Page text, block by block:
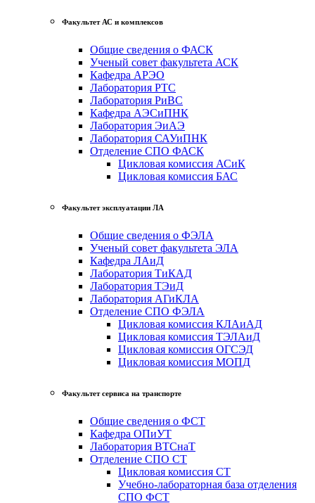
Факультет АС и комплексов
Общие сведения о ФАСК
Ученый совет факультета АСК
Кафедра АРЭО
Лаборатория РТС
Лаборатория РиВС
Кафедра АЭСиПНК
Лаборатория ЭиАЭ
Лаборатория САУиПНК
Отделение СПО ФАСК
Цикловая комиссия АСиК
Цикловая комиссия БАС
Факультет эксплуатации ЛА
Общие сведения о ФЭЛА
Ученый совет факультета ЭЛА
Кафедра ЛАиД
Лаборатория ТиКАД
Лаборатория ТЭиД
Лаборатория АГиКЛА
Отделение СПО ФЭЛА
Цикловая комиссия КЛАиАД
Цикловая комиссия ТЭЛАиД
Цикловая комиссия ОГСЭД
Цикловая комиссия МОПД
Факультет сервиса на транспорте
Общие сведения о ФСТ
Кафедра ОПиУТ
Лаборатория ВТСнаТ
Отделение СПО СТ
Цикловая комиссия СТ
Учебно-лабораторная база отделения
СПО ФСТ